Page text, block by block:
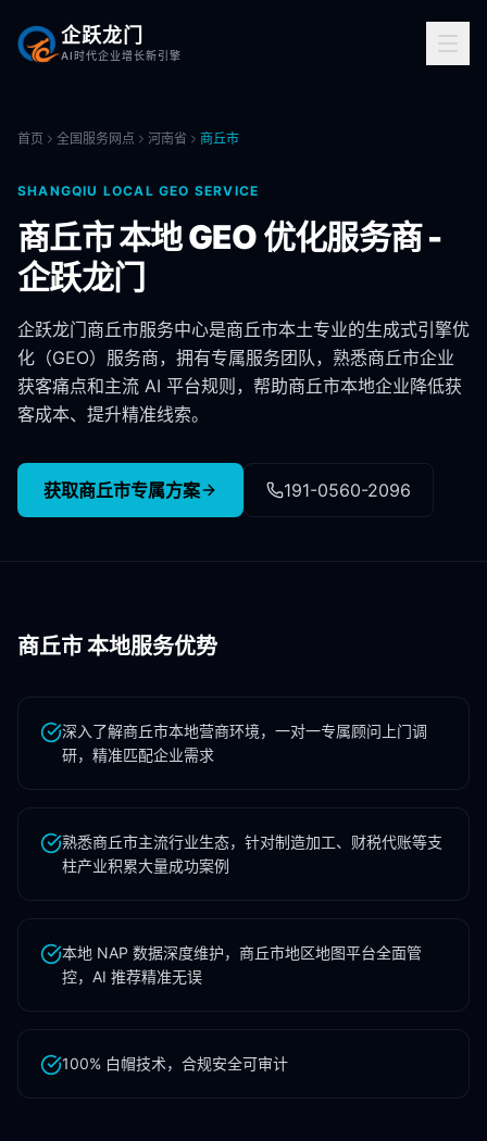
企跃龙门
AI时代企业增长新引擎
首页 全国服务网点 河南省 商丘市
SHANGQIU LOCAL GEO SERVICE
商丘市本地 GEO 优化服务商 -
企跃龙门
企跃龙门商丘市服务中心是商丘市本土专业的生成式引擎优
化（GEO）服务商，拥有专属服务团队，熟悉商丘市企业
获客痛点和主流 AI 平台规则，帮助商丘市本地企业降低获
客成本、提升精准线索。
获取商丘市专属方案 191-0560-2096
商丘市本地服务优势
深入了解商丘市本地营商环境，一对一专属顾问上门调
研，精准匹配企业需求
熟悉商丘市主流行业生态，针对制造加工、财税代账等支
柱产业积累大量成功案例
本地 NAP 数据深度维护，商丘市地区地图平台全面管
控，AI 推荐精准无误
100% 白帽技术，合规安全可审计